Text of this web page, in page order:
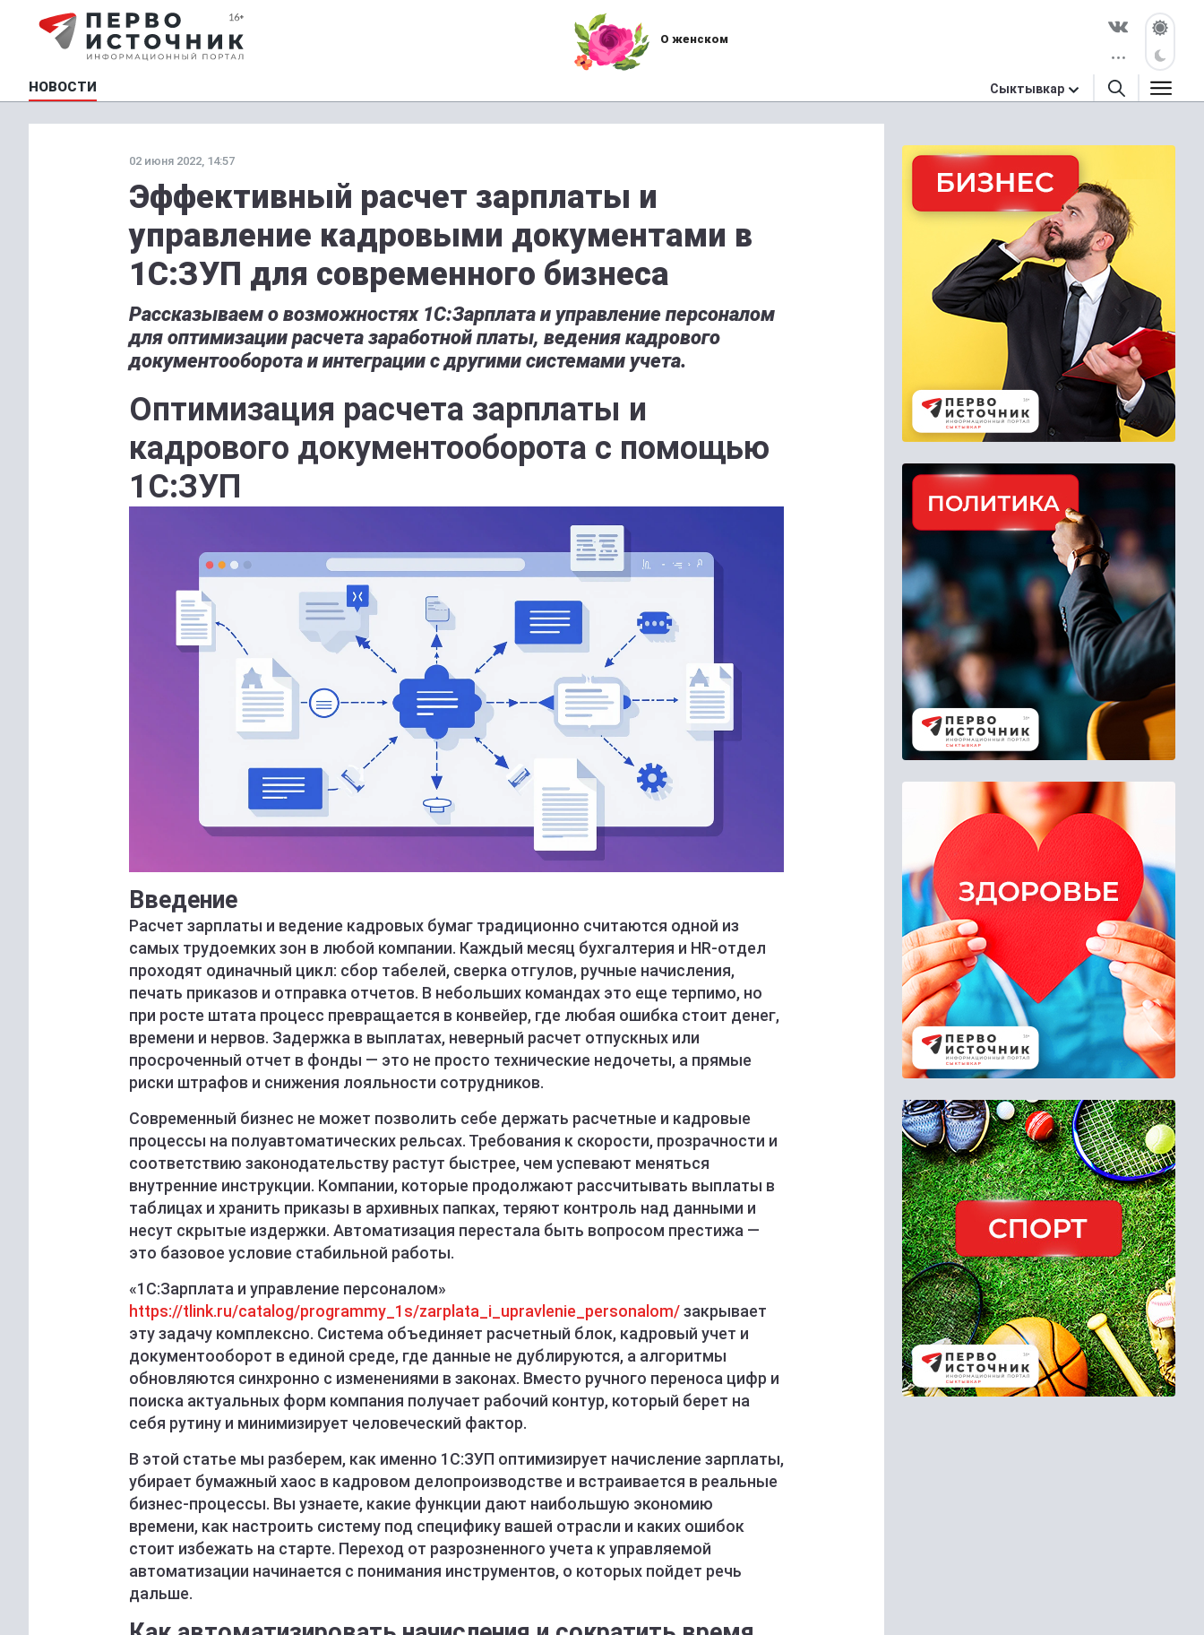
О женском
НОВОСТИ Сыктывкар
02 июня 2022, 14:57
Эффективный расчет зарплаты и
управление кадровыми документами в
1С:ЗУП для современного бизнеса
Рассказываем о возможностях 1С:Зарплата и управление персоналом
для оптимизации расчета заработной платы, ведения кадрового
документооборота и интеграции с другими системами учета.
Оптимизация расчета зарплаты и
кадрового документооборота с помощью
1С:ЗУП
Введение
Расчет зарплаты и ведение кадровых бумаг традиционно считаются одной из
самых трудоемких зон в любой компании. Каждый месяц бухгалтерия и HR-отдел
проходят одиначный цикл: сбор табелей, сверка отгулов, ручные начисления,
печать приказов и отправка отчетов. В небольших командах это еще терпимо, но
при росте штата процесс превращается в конвейер, где любая ошибка стоит денег,
времени и нервов. Задержка в выплатах, неверный расчет отпускных или
просроченный отчет в фонды — это не просто технические недочеты, а прямые
риски штрафов и снижения лояльности сотрудников.
Современный бизнес не может позволить себе держать расчетные и кадровые
процессы на полуавтоматических рельсах. Требования к скорости, прозрачности и
соответствию законодательству растут быстрее, чем успевают меняться
внутренние инструкции. Компании, которые продолжают рассчитывать выплаты в
таблицах и хранить приказы в архивных папках, теряют контроль над данными и
несут скрытые издержки. Автоматизация перестала быть вопросом престижа —
это базовое условие стабильной работы.
«1С:Зарплата и управление персоналом»
https://tlink.ru/catalog/programmy_1s/zarplata_i_upravlenie_personalom/закрывает
эту задачу комплексно. Система объединяет расчетный блок, кадровый учет и
документооборот в единой среде, где данные не дублируются, а алгоритмы
обновляются синхронно с изменениями в законах. Вместо ручного переноса цифр и
поиска актуальных форм компания получает рабочий контур, который берет на
себя рутину и минимизирует человеческий фактор.
В этой статье мы разберем, как именно 1С:ЗУП оптимизирует начисление зарплаты,
убирает бумажный хаос в кадровом делопроизводстве и встраивается в реальные
бизнес-процессы. Вы узнаете, какие функции дают наибольшую экономию
времени, как настроить систему под специфику вашей отрасли и каких ошибок
стоит избежать на старте. Переход от разрозненного учета к управляемой
автоматизации начинается с понимания инструментов, о которых пойдет речь
дальше.